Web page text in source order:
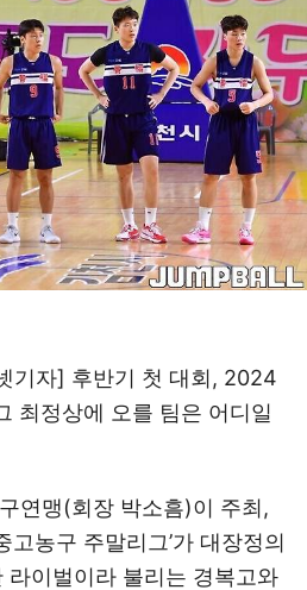
기자] 후반기 첫 대회, 2024
최정상에 오를 팀은 어디일
연맹(회장 박소흠)이 주최,
고농구 주말리그’가 대장정의
라이벌이라 불리는 경복고와